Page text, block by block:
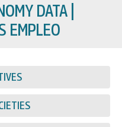
DATA
EMPLEO